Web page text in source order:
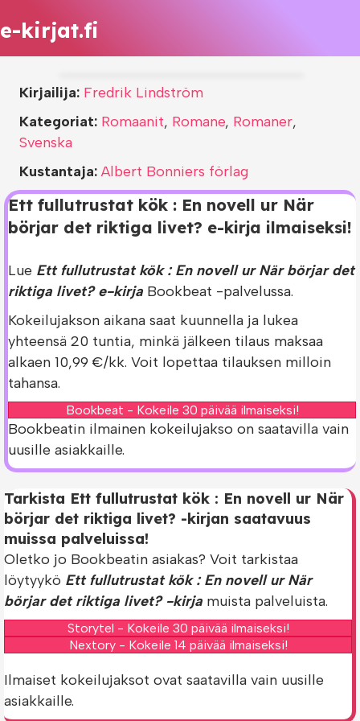
e-kirjat.fi
Ett fullutrustat kök : En novell ur När
börjar det riktiga livet? e-kirja ilmaiseksi!
Lue Ett fullutrustat kök : En novell ur När börjar det
riktiga livet? e-kirja Bookbeat -palvelussa.
Kokeilujakson aikana saat kuunnella ja lukea
yhteensä 20 tuntia, minkä jälkeen tilaus maksaa
alkaen 10,99 €/kk. Voit lopettaa tilauksen milloin
tahansa.
Bookbeat - Kokeile 30 päivää ilmaiseksi!
Bookbeatin ilmainen kokeilujakso on saatavilla vain
uusille asiakkaille.
Kirjailija: Fredrik Lindström
Kategoriat: Romaanit, Romane, Romaner,
Svenska
Kustantaja: Albert Bonniers förlag
Tarkista Ett fullutrustat kök : En novell ur När
börjar det riktiga livet? -kirjan saatavuus
muissa palveluissa!
Oletko jo Bookbeatin asiakas? Voit tarkistaa
löytyykö Ett fullutrustat kök : En novell ur När
börjar det riktiga livet? -kirja muista palveluista.
Storytel - Kokeile 30 päivää ilmaiseksi!
Nextory - Kokeile 14 päivää ilmaiseksi!
Ilmaiset kokeilujaksot ovat saatavilla vain uusille
asiakkaille.